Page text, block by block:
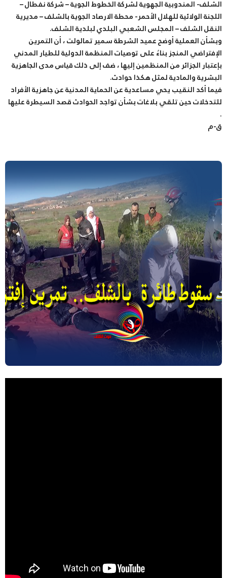
الشلف- المندوبية الجهوية لشركة الخطوط الجوية – شركة نفطال –
اللجنة الولائية للهلال الأحمر- محطة الارصاد الجوية بالشلف – مديرية
النقل الشلف – المجلس الشعبي البلدي لبلدية الشلف.
وبشأن العملية أوضح عميد الشرطة سمير تمالولت ، أن التمرين
الإفتراضي المنجز بناءُ على توصيات المنظمة الدولية للطيار المدني
بإعتبار الجزائر من المنظمين إليها ، ضف إلى ذلك قياس مدى الجاهزية
البشرية والمادية لمثل هكذا حوادث.
فيما أكد النقيب يحي مساعدية عن الحماية المدنية عن جاهزية الأفراد
للتدخلات حين تلقي بلاغات بشأن تواجد الحوادث قصد السيطرة عليها
.
ق-م